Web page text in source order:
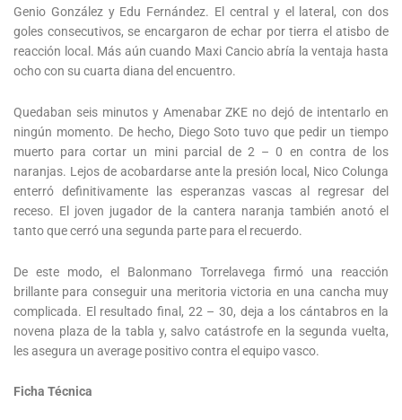
Genio González y Edu Fernández. El central y el lateral, con dos
goles consecutivos, se encargaron de echar por tierra el atisbo de
reacción local. Más aún cuando Maxi Cancio abría la ventaja hasta
ocho con su cuarta diana del encuentro.
Quedaban seis minutos y Amenabar ZKE no dejó de intentarlo en
ningún momento. De hecho, Diego Soto tuvo que pedir un tiempo
muerto para cortar un mini parcial de 2 – 0 en contra de los
naranjas. Lejos de acobardarse ante la presión local, Nico Colunga
enterró definitivamente las esperanzas vascas al regresar del
receso. El joven jugador de la cantera naranja también anotó el
tanto que cerró una segunda parte para el recuerdo.
De este modo, el Balonmano Torrelavega firmó una reacción
brillante para conseguir una meritoria victoria en una cancha muy
complicada. El resultado final, 22 – 30, deja a los cántabros en la
novena plaza de la tabla y, salvo catástrofe en la segunda vuelta,
les asegura un average positivo contra el equipo vasco.
Ficha Técnica